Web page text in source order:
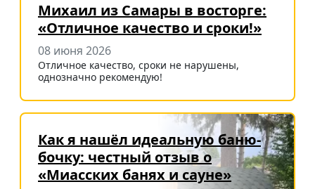
Михаил из Самары в восторге:
«Отличное качество и сроки!»
08 июня 2026
Отличное качество, сроки не нарушены,
однозначно рекомендую!
Как я нашёл идеальную баню-
бочку: честный отзыв о
«Миасских банях и сауне»